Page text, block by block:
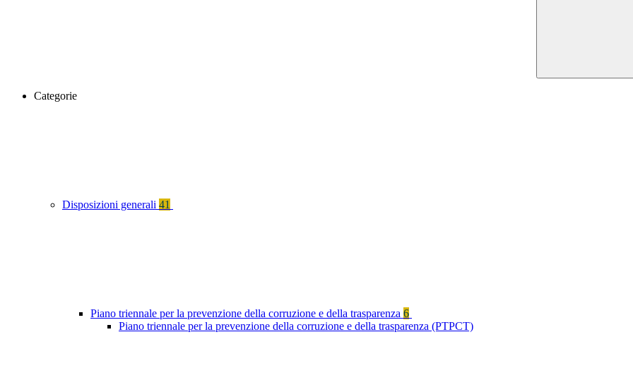
Categorie
Disposizioni generali 41
Piano triennale per la prevenzione della corruzione e della trasparenza 6
Piano triennale per la prevenzione della corruzione e della trasparenza (PTPCT)